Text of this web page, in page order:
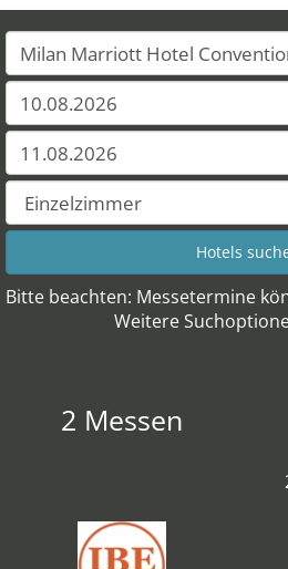
Bitte beachten: Messetermine
Weitere
2 Messen